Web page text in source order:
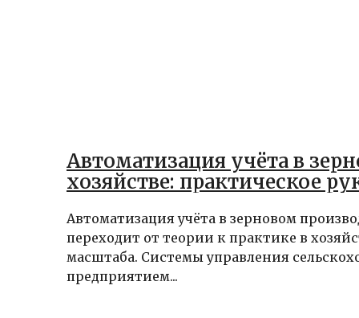
Автоматизация учёта в
хозяйстве: практическое
Автоматизация учёта в зерновом
переходит от теории к практике в
масштаба. Системы управления
предприятием...